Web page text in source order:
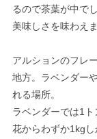
るので茶葉が中で
美味しさを味わえま
アルションのフレ
地方。ラベンダー
れる場所。
ラベンダーでは1
花からわずか1kg